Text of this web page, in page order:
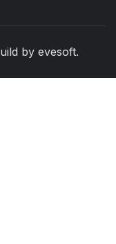
by evesoft.